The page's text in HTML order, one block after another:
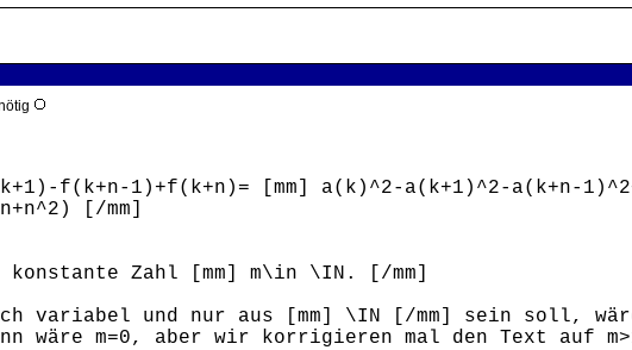
f(k+n-1)+f(k+n)= [mm] a(k)^2-a(k+1)^2-a(k+n-
[/mm]
Zahl [mm] m\in \IN. [/mm]
variabel und nur aus [mm] \IN [/mm] sein soll,
wäre m=0, aber wir korrigieren mal den Text auf